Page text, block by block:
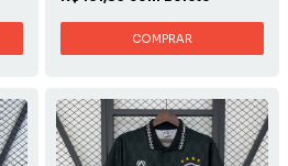
COMPRAR